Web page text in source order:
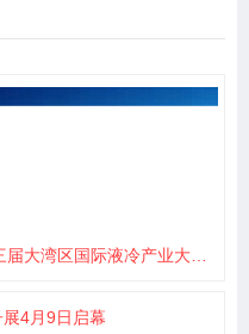
液冷产业大会暨展览会（深圳）
4月9日启幕